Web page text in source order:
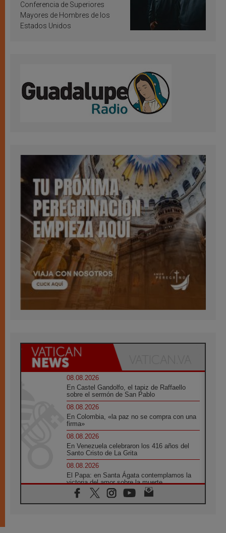
Conferencia de Superiores
Mayores de Hombres de los
Estados Unidos
08.08.2026
En Castel Gandolfo, el tapiz de Raffaello
sobre el sermón de San Pablo
08.08.2026
En Colombia, «la paz no se compra con una
firma»
08.08.2026
En Venezuela celebraron los 416 años del
Santo Cristo de La Grita
08.08.2026
El Papa: en Santa Ágata contemplamos la
victoria del amor sobre la muerte
08.08.2026
León XIV visitará el Santuario de la Madre